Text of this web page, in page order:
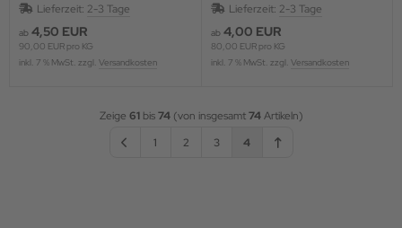
Lieferzeit: 2-3 Tage
ab 4,50 EUR
90,00 EUR pro KG
inkl. 7 % MwSt. zzgl. Versandkosten
Lieferzeit: 2-3 Tage
ab 4,00 EUR
80,00 EUR pro KG
inkl. 7 % MwSt. zzgl. Versandkosten
Zeige 61bis74(von insgesamt74Artikeln)
1
2 3 4